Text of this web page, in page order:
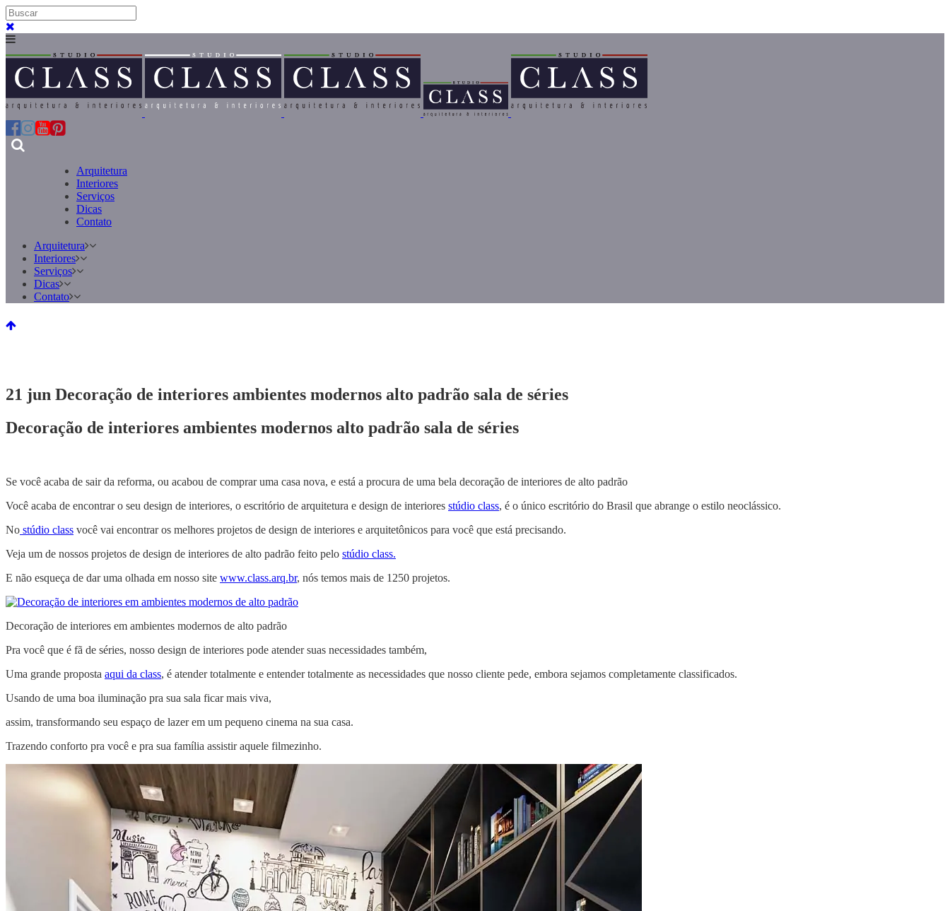
Arquitetura
Interiores
Serviços
Dicas
Contato
Arquitetura
Interiores
Serviços
Dicas
Contato
21 jun Decoração de interiores ambientes modernos alto padrão sala de séries
Decoração de interiores ambientes modernos alto padrão sala de séries
Se você acaba de sair da reforma, ou acabou de comprar uma casa nova, e está a procura de uma bela decoração de interiores de alto padrão
Você acaba de encontrar o seu design de interiores, o escritório de arquitetura e design de interiores stúdio class, é o único escritório do Brasil que abrange o estilo neoclássico.
No stúdio class você vai encontrar os melhores projetos de design de interiores e arquitetônicos para você que está precisando.
Veja um de nossos projetos de design de interiores de alto padrão feito pelo stúdio class.
E não esqueça de dar uma olhada em nosso site www.class.arq.br, nós temos mais de 1250 projetos.
Decoração de interiores em ambientes modernos de alto padrão
Pra você que é fã de séries, nosso design de interiores pode atender suas necessidades também,
Uma grande proposta aqui da class, é atender totalmente e entender totalmente as necessidades que nosso cliente pede, embora sejamos completamente classificados.
Usando de uma boa iluminação pra sua sala ficar mais viva,
assim, transformando seu espaço de lazer em um pequeno cinema na sua casa.
Trazendo conforto pra você e pra sua família assistir aquele filmezinho.